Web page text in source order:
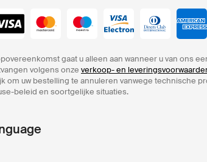
gaat u alleen aan wanneer u van ons
volgens onze verkoop- en
om uw bestelling te annuleren vanwege technische
beleid en soortgelijke situaties.